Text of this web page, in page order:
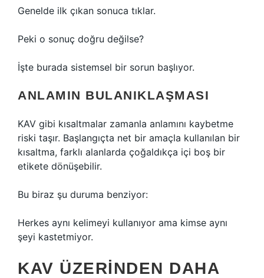
Genelde ilk çıkan sonuca tıklar.
Peki o sonuç doğru değilse?
İşte burada sistemsel bir sorun başlıyor.
ANLAMIN BULANIKLAŞMASI
KAV gibi kısaltmalar zamanla anlamını kaybetme
riski taşır. Başlangıçta net bir amaçla kullanılan bir
kısaltma, farklı alanlarda çoğaldıkça içi boş bir
etikete dönüşebilir.
Bu biraz şu duruma benziyor:
Herkes aynı kelimeyi kullanıyor ama kimse aynı
şeyi kastetmiyor.
KAV ÜZERINDEN DAHA